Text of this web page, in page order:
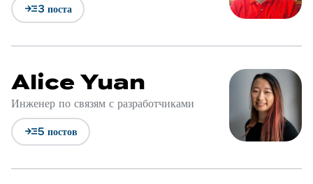
read_more3 поста
Alice Yuan
Инженер по связям с разработчиками
read_more5 постов